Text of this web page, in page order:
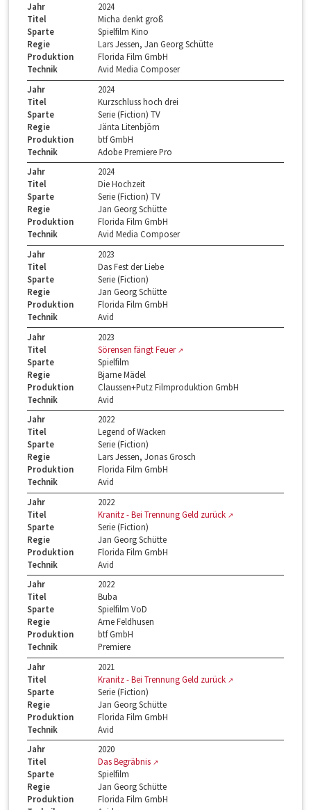
Jahr
2024
Titel
Micha denkt groß
Sparte
Spielfilm Kino
Regie
Lars Jessen, Jan Georg Schütte
Produktion
Florida Film GmbH
Technik
Avid Media Composer
Jahr
2024
Titel
Kurzschluss hoch drei
Sparte
Serie (Fiction) TV
Regie
Jänta Litenbjörn
Produktion
btf GmbH
Technik
Adobe Premiere Pro
Jahr
2024
Titel
Die Hochzeit
Sparte
Serie (Fiction) TV
Regie
Jan Georg Schütte
Produktion
Florida Film GmbH
Technik
Avid Media Composer
Jahr
2023
Titel
Das Fest der Liebe
Sparte
Serie (Fiction)
Regie
Jan Georg Schütte
Produktion
Florida Film GmbH
Technik
Avid
Jahr
2023
Titel
Sörensen fängt Feuer
Sparte
Spielfilm
Regie
Bjarne Mädel
Produktion
Claussen+Putz Filmproduktion GmbH
Technik
Avid
Jahr
2022
Titel
Legend of Wacken
Sparte
Serie (Fiction)
Regie
Lars Jessen, Jonas Grosch
Produktion
Florida Film GmbH
Technik
Avid
Jahr
2022
Titel
Kranitz - Bei Trennung Geld zurück
Sparte
Serie (Fiction)
Regie
Jan Georg Schütte
Produktion
Florida Film GmbH
Technik
Avid
Jahr
2022
Titel
Buba
Sparte
Spielfilm VoD
Regie
Arne Feldhusen
Produktion
btf GmbH
Technik
Premiere
Jahr
2021
Titel
Kranitz - Bei Trennung Geld zurück
Sparte
Serie (Fiction)
Regie
Jan Georg Schütte
Produktion
Florida Film GmbH
Technik
Avid
Jahr
2020
Titel
Das Begräbnis
Sparte
Spielfilm
Regie
Jan Georg Schütte
Produktion
Florida Film GmbH